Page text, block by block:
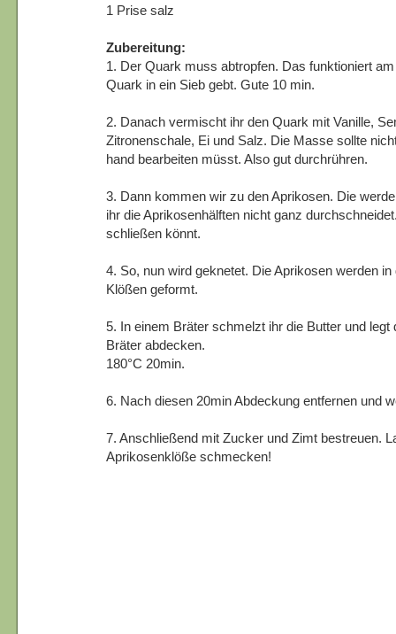
1 Prise salz
Zubereitung:
1. Der Quark muss abtropfen. Das funktioniert
Quark in ein Sieb gebt. Gute 10 min.
2. Danach vermischt ihr den Quark mit Vanille,
Zitronenschale, Ei und Salz. Die Masse sollte
hand bearbeiten müsst. Also gut durchrühren.
3. Dann kommen wir zu den Aprikosen. Die
ihr die Aprikosenhälften nicht ganz
schließen könnt.
4. So, nun wird geknetet. Die Aprikosen werden in
Klößen geformt.
5. In einem Bräter schmelzt ihr die Butter und legt
Bräter abdecken.
180°C 20min.
6. Nach diesen 20min Abdeckung entfernen und
7. Anschließend mit Zucker und Zimt bestreuen.
Aprikosenklöße schmecken!